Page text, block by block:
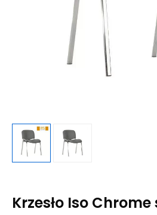
Krzesło Iso